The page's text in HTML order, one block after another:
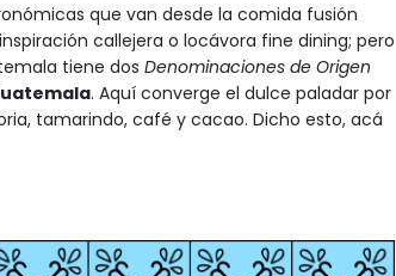
que van desde la comida fusión
callejera o locávora fine dining; pero
tiene dos Denominaciones de Origen
. Aquí converge el dulce paladar por
tamarindo, café y cacao. Dicho esto, acá